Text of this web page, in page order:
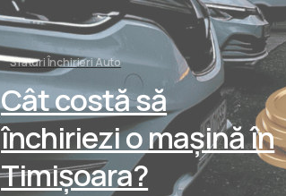
Sfaturi Închirieri Auto
Cât costă să
închiriezi o mașină în
Timișoara?